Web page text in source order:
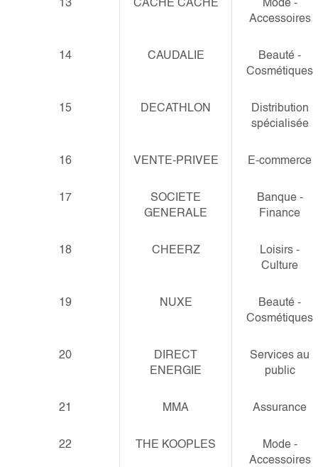
Accessoires
14 CAUDALIE
Beauté -
Cosmétiques
15 DECATHLON
Distribution
spécialisée
16 VENTE-PRIVEE E-commerce
17
SOCIETE
GENERALE
Banque -
Finance
18 CHEERZ
Loisirs -
Culture
19 NUXE
Beauté -
Cosmétiques
20
DIRECT
ENERGIE
Services au
public
21 MMA Assurance
22 THE KOOPLES
Mode -
Accessoires